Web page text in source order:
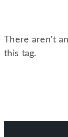
There aren't
this tag.